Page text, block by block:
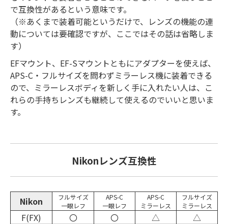
で互換性があるという意味です。
（※あくまで装着可能というだけで、レンズの機能の連
動については要確認ですが、ここではその話は省略しま
す）
EFマウント、EF-Sマウントともにアダプターを使えば、
APS-C・フルサイズを問わずミラーレス機に装着できる
ので、ミラーレスボディを新しく手に入れたい人は、こ
れらの手持ちレンズも継続して使えるのでいいと思いま
す。
Nikonレンズ互換性
Nikon
フルサイズ
一眼レフ
APS-C
一眼レフ
APS-C
ミラーレス
フルサイズ
ミラーレス
F(FX) 〇 〇 △
△